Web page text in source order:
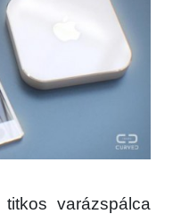
varázspálca